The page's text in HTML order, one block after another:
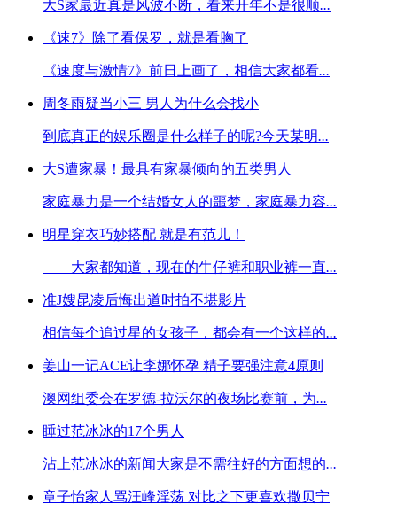
大S家最近真是风波不断，看来开年不是很顺...
《速7》除了看保罗，就是看胸了
《速度与激情7》前日上画了，相信大家都看...
周冬雨疑当小三 男人为什么会找小
到底真正的娱乐圈是什么样子的呢?今天某明...
大S遭家暴！最具有家暴倾向的五类男人
家庭暴力是一个结婚女人的噩梦，家庭暴力容...
明星穿衣巧妙搭配 就是有范儿！
大家都知道，现在的牛仔裤和职业裤一直...
准J嫂昆凌后悔出道时拍不堪影片
相信每个追过星的女孩子，都会有一个这样的...
姜山一记ACE让李娜怀孕 精子要强注意4原则
澳网组委会在罗德-拉沃尔的夜场比赛前，为...
睡过范冰冰的17个男人
沾上范冰冰的新闻大家是不需往好的方面想的...
章子怡家人骂汪峰淫荡 对比之下更喜欢撒贝宁